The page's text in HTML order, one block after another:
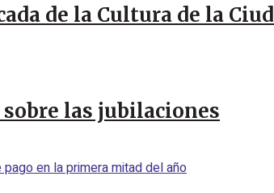
de la Cultura de la
las jubilaciones